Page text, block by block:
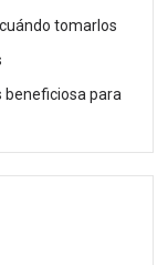
tomarlos
beneficiosa para